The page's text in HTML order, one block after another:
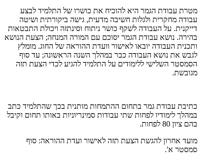
מטרת עבודת הגמר היא להוכיח את כושרו של התלמיד לבצע
עבודה מחקרית ולגלות חשיבה מדעית, גישה ביקורתית ושיטה
דייקנית. על העבודה לשקף כושר ניתוח וסינתזה ויכולת התבטאות
בהירה. נושא עבודת הגמר יסוכם עם המורה המנחה; הצעת הנושא
ותכנית העבודה יובאו לאישור וועדת ההוראה של החוג. מומלץ
לגבש את נושא העבודה כבר במהלך השנה הראשונה; עד סוף
הסמסטר השלישי ללימודים על התלמיד להגיע לכדי הצעת תזה
מגובשת.
כתיבת עבודת גמר בתחום ההתמחות מותנית בכך שהתלמיד כתב
במהלך לימודיו לפחות שתי עבודות סמינריוניות באותו תחום וקיבל
בהם ציון 80 לפחות.
מועד אחרון להגשת הצעת תזה לאישור ועדת ההוראה: סוף
סמסטר א'.